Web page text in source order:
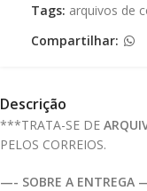
Tags: arquivos de
Compartilhar:
Descrição
***TRATA-SE DE
PELOS CORREIOS.
—- SOBRE A ENTREGA